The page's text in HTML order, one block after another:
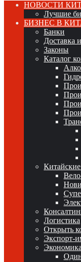
НОВОСТИ
Лучшие
БИЗНЕС В
Банки
Доставка
Законы
Каталог
Логистика
Открыть
Экспорт-
Экономика